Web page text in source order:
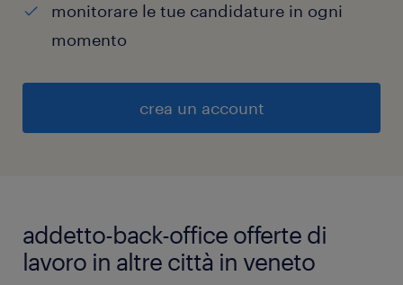
monitorare le tue candidature in ogni
momento
crea un account
addetto-back-office offerte di
lavoro in altre città in veneto